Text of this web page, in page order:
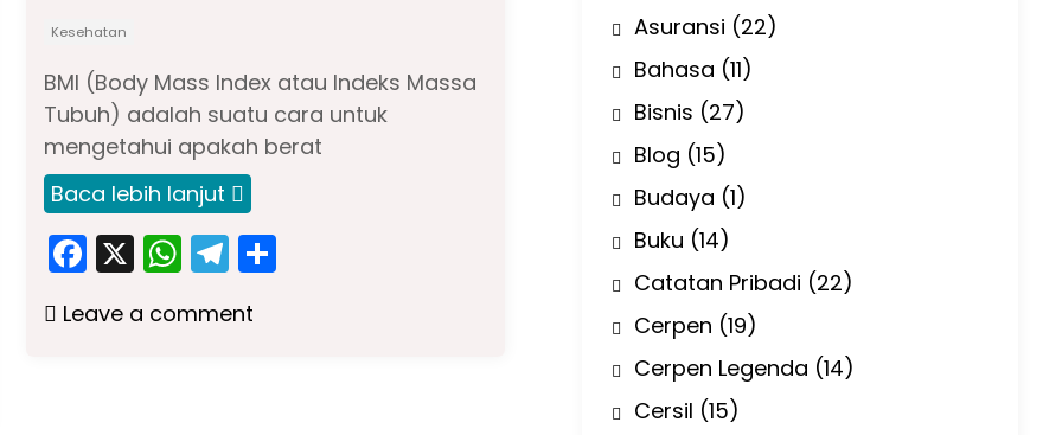
Kesehatan
BMI (Body Mass Index atau Indeks Massa
Tubuh) adalah suatu cara untuk
mengetahui apakah berat
Baca lebih lanjut
F
a
c
X W
h
a
T
el
e
Leave a comment
Asuransi (22)
Bahasa (11)
Bisnis (27)
Blog (15)
Budaya (1)
Buku (14)
Catatan Pribadi (22)
Cerpen (19)
Cerpen Legenda (14)
Cersil (15)